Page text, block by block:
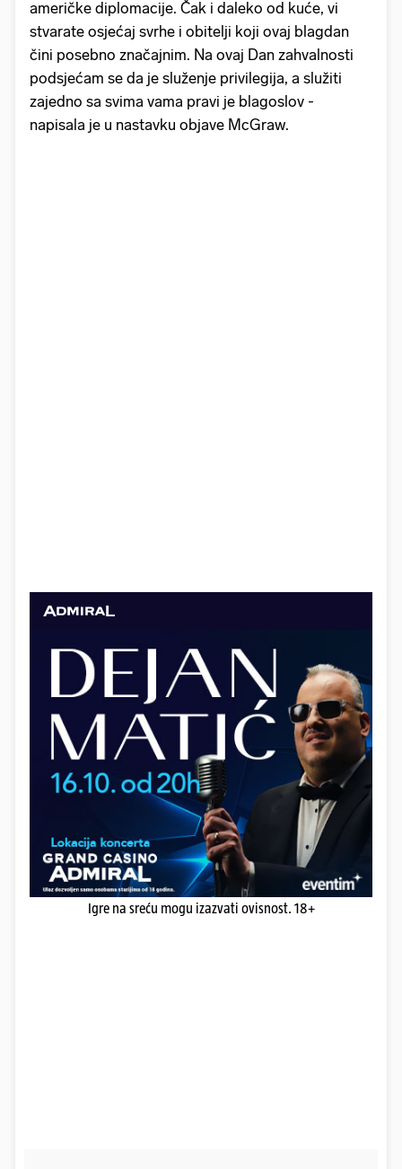
američke diplomacije. Čak i daleko od kuće, vi
stvarate osjećaj svrhe i obitelji koji ovaj blagdan
čini posebno značajnim. Na ovaj Dan zahvalnosti
podsjećam se da je služenje privilegija, a služiti
zajedno sa svima vama pravi je blagoslov -
napisala je u nastavku objave McGraw.
Igre na sreću mogu izazvati ovisnost. 18+